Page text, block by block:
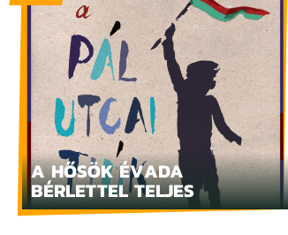
A HŐSÖK ÉVADA
BÉRLETTEL TELJES